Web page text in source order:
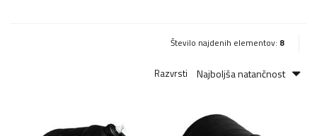
Število najdenih elementov: 8
Razvrsti Najboljša natančnost